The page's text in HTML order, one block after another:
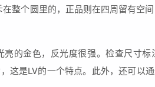
整个圆里的，正品则在四周留有空
的金色，反光度很强。检查尺寸标
这是LV的一个特点。此外，还可以